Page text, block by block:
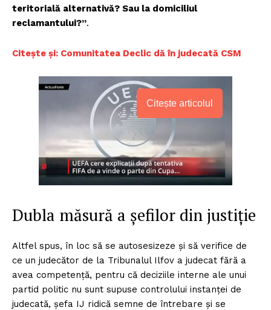
teritorială alternativă? Sau la domiciliul
reclamantului?”.
Citește și: Comunitatea Declic dă în judecată CSM
Citește articolul
Dubla măsură a șefilor din justiție
Altfel spus, în loc să se autosesizeze și să verifice de
ce un judecător de la Tribunalul Ilfov a judecat fără a
avea competență, pentru că deciziile interne ale unui
partid politic nu sunt supuse controlului instanței de
judecată, șefa IJ ridică semne de întrebare și se